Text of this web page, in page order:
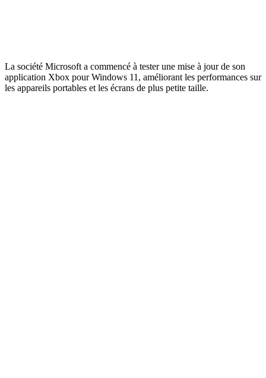
La société Microsoft a commencé à tester une mise à jour de son
application Xbox pour Windows 11, améliorant les performances sur
les appareils portables et les écrans de plus petite taille.